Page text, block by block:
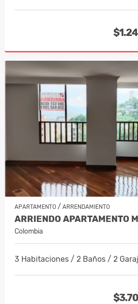
APARTAMENTO / ARRENDAMIENTO
Colombia
3 Habitaciones / 2 Baños / 2